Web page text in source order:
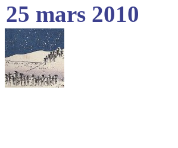
25 mars 2010